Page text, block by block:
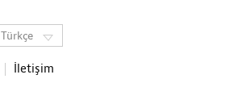
Türkçe
İletişim